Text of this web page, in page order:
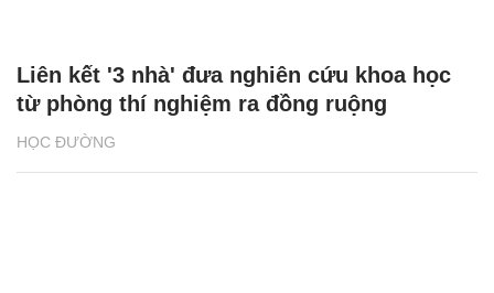
HỌC ĐƯỜNG
Liên kết '3 nhà' đưa nghiên cứu khoa học
từ phòng thí nghiệm ra đồng ruộng